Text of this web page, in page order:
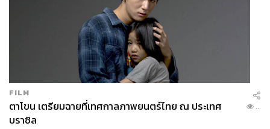
FILM
ตาโขน เตรียมฉายที่เทศกาลภาพยนตร์ไทย ณ ประเทศ
บราซิล
...